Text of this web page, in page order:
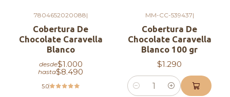
que también procesan productos que
contienen gluten, huevo, soya y avellana.
Vida útil:273 días.
Comercial Agapi, Hecho con amor <3
7804652020088|
Cobertura De
Chocolate Caravella
Blanco
desde$1.000
hasta$8.490
5.0
MM-CC-539437|
Cobertura De
Chocolate Caravella
Blanco 100 gr
$1.290
Cantidad